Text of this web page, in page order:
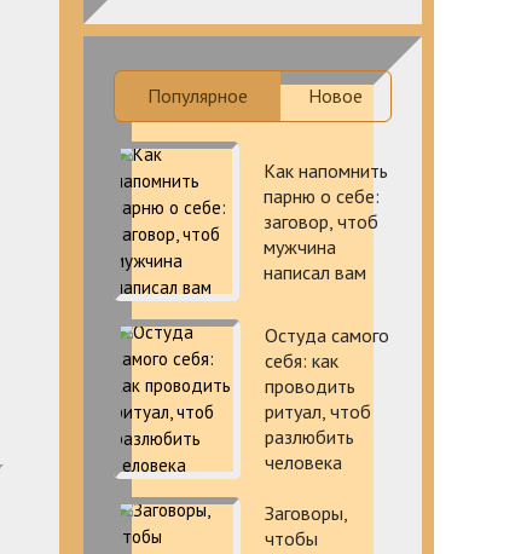
Популярное Новое
Как напомнить
парню о себе:
заговор, чтоб
мужчина
написал вам
Остуда самого
себя: как
проводить
ритуал, чтоб
разлюбить
человека
Заговоры,
чтобы